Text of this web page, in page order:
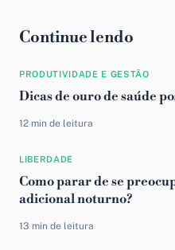
Continue lendo
PRODUTIVIDADE E GESTÃO
Dicas de ouro de saúde
12 min de leitura
LIBERDADE
Como parar de se
adicional noturno?
13 min de leitura